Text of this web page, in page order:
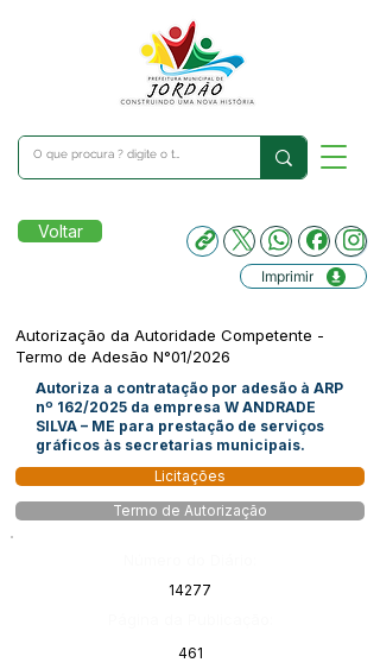
Voltar
Imprimir
Autorização da Autoridade Competente -
Termo de Adesão N°01/2026
Autoriza a contratação por adesão à ARP
nº 162/2025 da empresa W ANDRADE
SILVA – ME para prestação de serviços
gráficos às secretarias municipais.
Licitações
Termo de Autorização
14277
461